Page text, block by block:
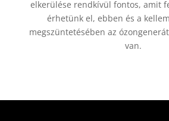
elkerülése rendkívül fontos, amit
érhetünk el, ebben és a
megszüntetésében az
van.